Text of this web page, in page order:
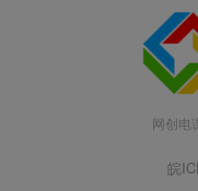
网创电
皖